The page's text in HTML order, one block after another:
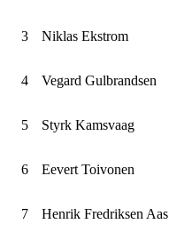
3 Niklas Ekstrom
4 Vegard Gulbrandsen
5 Styrk Kamsvaag
6 Eevert Toivonen
7 Henrik Fredriksen Aas